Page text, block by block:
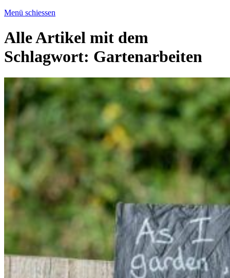
Menü schiessen
Alle Artikel mit dem
Schlagwort: Gartenarbeiten